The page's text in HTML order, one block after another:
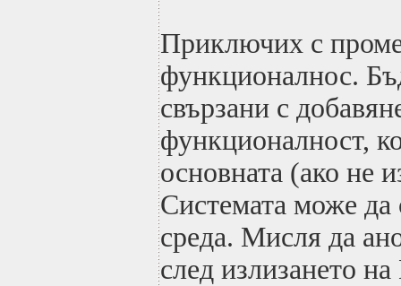
Приключих с
функционалнос.
свързани с
функционалност,
основната (ако не
Системата може да
среда. Мисля да
след излизането